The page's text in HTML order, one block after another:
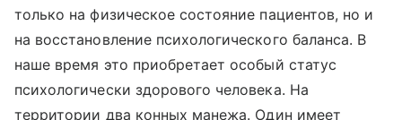
только на физическое состояние пациентов, но и
на восстановление психологического баланса. В
наше время это приобретает особый статус
психологически здорового человека. На
территории два конных манежа. Один имеет